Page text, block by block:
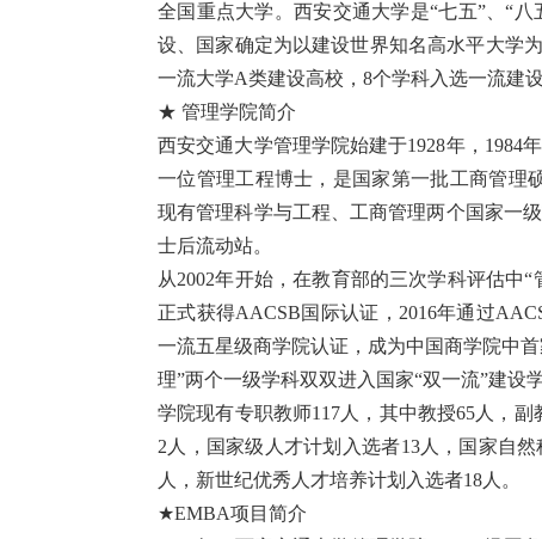
全国重点大学。西安交通大学是“七五”、“八
设、国家确定为以建设世界知名高水平大学
一流大学A类建设高校，8个学科入选一流建设
★ 管理学院简介
西安交通大学管理学院始建于1928年，1984
一位管理工程博士，是国家第一批工商管理
现有管理科学与工程、工商管理两个国家一
士后流动站。
从2002年开始，在教育部的三次学科评估中
正式获得AACSB国际认证，2016年通过
一流五星级商学院认证，成为中国商学院中
理”两个一级学科双双进入国家“双一流”建设
学院现有专职教师117人，其中教授65人，
2人，国家级人才计划入选者13人，国家自
人，新世纪优秀人才培养计划入选者18人。
★EMBA项目简介